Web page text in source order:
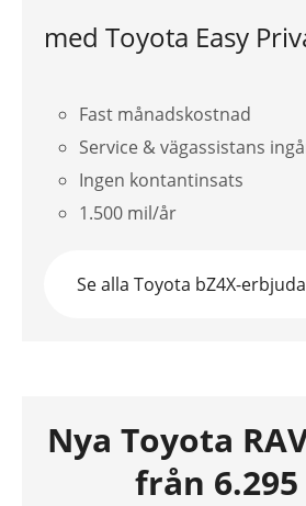
med Toyota Easy
Fast månadskostnad
Service & vägassistans
Ingen kontantinsats
1.500 mil/år
Se alla Toyota bZ4X-
Nya Toyota
från